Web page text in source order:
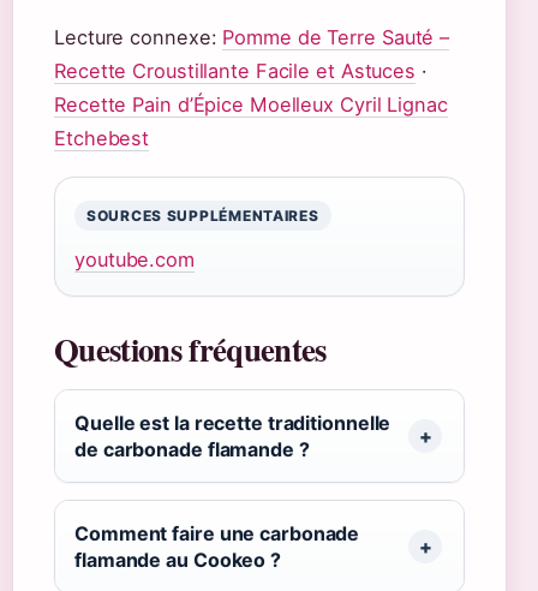
Lecture connexe: Pomme de Terre Sauté –
Recette Croustillante Facile et Astuces ·
Recette Pain d’Épice Moelleux Cyril Lignac
Etchebest
SOURCES SUPPLÉMENTAIRES
youtube.com
Questions fréquentes
Quelle est la recette traditionnelle
de carbonade flamande ?
Comment faire une carbonade
flamande au Cookeo ?